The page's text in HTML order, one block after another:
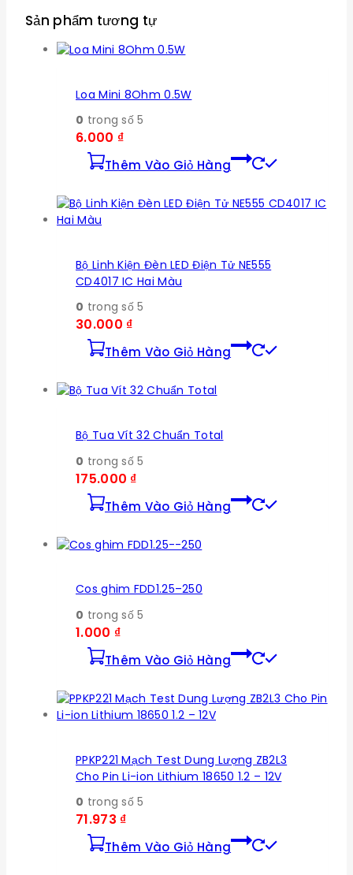
Sản phẩm tương tự
Loa Mini 8Ohm 0.5W
0 trong số 5
6.000 ₫
Thêm Vào Giỏ Hàng
Bộ Linh Kiện Đèn LED Điện Tử NE555
CD4017 IC Hai Màu
0 trong số 5
30.000 ₫
Thêm Vào Giỏ Hàng
Bộ Tua Vít 32 Chuẩn Total
0 trong số 5
175.000 ₫
Thêm Vào Giỏ Hàng
Cos ghim FDD1.25–250
0 trong số 5
1.000 ₫
Thêm Vào Giỏ Hàng
PPKP221 Mạch Test Dung Lượng ZB2L3
Cho Pin Li-ion Lithium 18650 1.2 – 12V
0 trong số 5
71.973 ₫
Thêm Vào Giỏ Hàng